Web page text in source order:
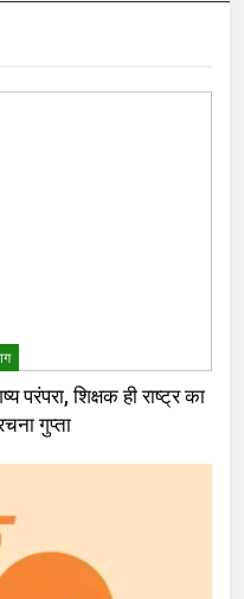
शिक्षक ही राष्ट्र का
गुप्ता